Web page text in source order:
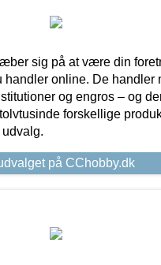
sig på at være din
handler online. De handler
og engros – og
forskellige
udvalg.
på CChobby.dk